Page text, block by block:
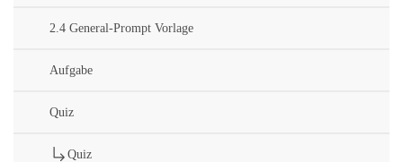
2.4 General-Prompt Vorlage
Aufgabe
Quiz
Quiz